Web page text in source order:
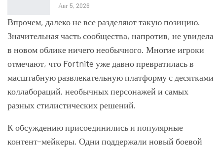
Авг 5, 2026
Впрочем, далеко не все разделяют такую позицию.
Значительная часть сообщества, напротив, не увидела
в новом облике ничего необычного. Многие игроки
отмечают, что Fortnite уже давно превратилась в
масштабную развлекательную платформу с десятками
коллабораций, необычных персонажей и самых
разных стилистических решений.
К обсуждению присоединились и популярные
контент-мейкеры. Одни поддержали новый боевой